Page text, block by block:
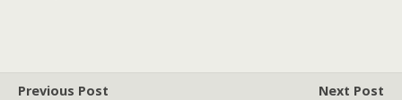
Previous Post
Next Post